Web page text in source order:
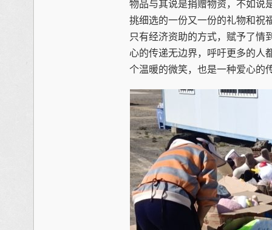
物品与其说是捐赠物资，不如说
挑细选的一份又一份的礼物和祝
只有经济资助的方式，赋予了情
心的传递无边界，呼吁更多的人
个温暖的微笑，也是一种爱心的